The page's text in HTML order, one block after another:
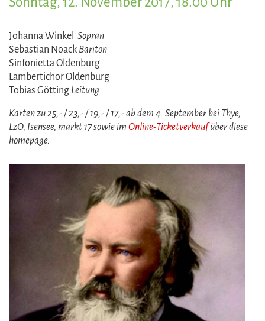
Johanna Winkel Sopran
Sebastian Noack Bariton
Sinfonietta Oldenburg
Lambertichor Oldenburg
Tobias Götting Leitung
Karten zu 25,- / 23,- / 19,- / 17,- ab dem 4. September bei Thye,
LzO, Isensee, markt 17 sowie im Online-Ticketverkaufüber diese
homepage.